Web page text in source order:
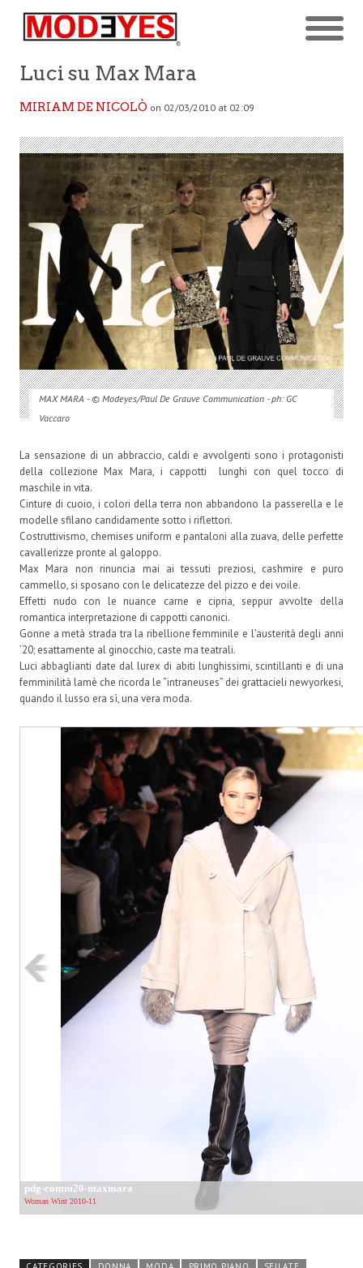
Luci su Max Mara
MIRIAM DE NICOLÒ on 02/03/2010 at 02:09
MAX MARA - © Modeyes/Paul De Grauve Communication - ph: GC
Vaccaro
La sensazione di un abbraccio, caldi e avvolgenti sono i protagonisti
della collezione Max Mara, i cappotti lunghi con quel tocco di
maschile in vita.
Cinture di cuoio, i colori della terra non abbandono la passerella e le
modelle sfilano candidamente sotto i riflettori.
Costruttivismo, chemises uniform e pantaloni alla zuava, delle perfette
cavallerizze pronte al galoppo.
Max Mara non rinuncia mai ai tessuti preziosi, cashmire e puro
cammello, si sposano con le delicatezze del pizzo e dei voile.
Effetti nudo con le nuance carne e cipria, seppur avvolte della
romantica interpretazione di cappotti canonici.
Gonne a metà strada tra la ribellione femminile e l’austerità degli anni
’20; esattamente al ginocchio, caste ma teatrali.
Luci abbaglianti date dal lurex di abiti lunghissimi, scintillanti e di una
femminilità lamè che ricorda le “intraneuses” dei grattacieli newyorkesi,
quando il lusso era sì, una vera moda.